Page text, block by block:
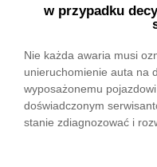
w przypadku
Nie każda awaria musi
unieruchomienie auta na
wyposażonemu
doświadczonym
stanie zdiagnozować i